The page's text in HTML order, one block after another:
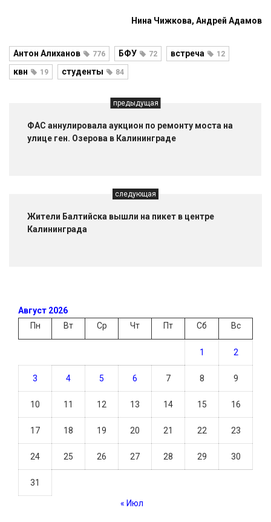
Нина Чижкова, Андрей Адамов
Антон Алиханов 776 БФУ 72 встреча 12
квн 19 студенты 84
предыдущая
ФАС аннулировала аукцион по ремонту моста на
улице ген. Озерова в Калининграде
следующая
Жители Балтийска вышли на пикет в центре
Калининграда
Август 2026
Пн
Вт Ср Чт Пт Сб Вс
1 2
3 4 5 6 7 8 9
10 11 12 13 14 15 16
17 18 19 20 21 22 23
24 25 26 27 28 29 30
31
« Июл